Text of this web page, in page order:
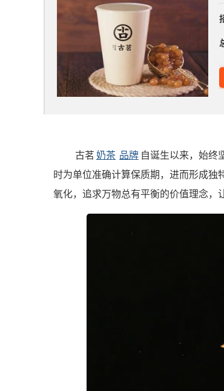
古茗 奶茶 品牌 自诞生以来，始终
时为单位准确计算保质期，进而形成独
氧化，追求万物总有平衡的价值理念，